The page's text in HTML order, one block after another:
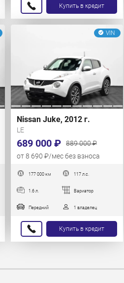
Купить в кредит
VIN
Nissan Juke, 2012 г.
LE
689 000 ₽
889 000 ₽
от 8 690 ₽/мес без взноса
177 000 км 117 л.с.
1.6 л. Вариатор
Передний 1 владелец
Купить в кредит